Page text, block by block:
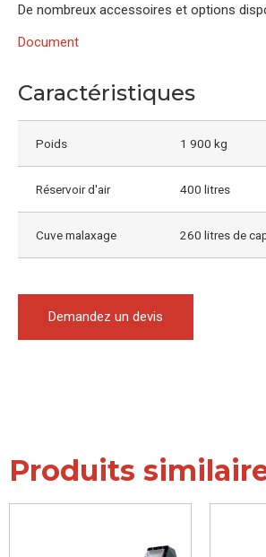
De nombreux accessoires et options
Document
Caractéristiques
Poids 1 900 kg
Réservoir d'air 400 litres
Cuve malaxage 260 litres de
Demandez un devis
Produits